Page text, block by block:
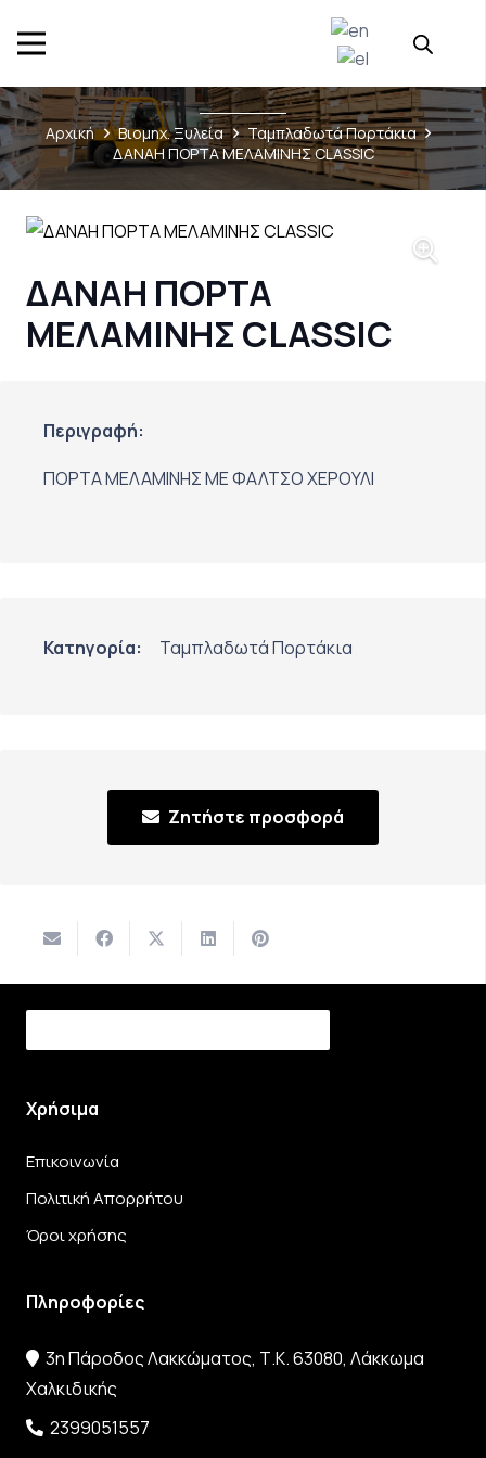
Αρχική Βιομηχ. Ξυλεία
Ταμπλαδωτά Πορτάκια
ΔΑΝΑΗ ΠΟΡΤΑ ΜΕΛΑΜΙΝΗΣ CLASSIC
ΔΑΝΑΗ ΠΟΡΤΑ
ΜΕΛΑΜΙΝΗΣ CLASSIC
Περιγραφή:
ΠΟΡΤΑ ΜΕΛΑΜΙΝΗΣ ΜΕ ΦΑΛΤΣΟ ΧΕΡΟΥΛΙ
Κατηγορία: Ταμπλαδωτά Πορτάκια
Ζητήστε προσφορά
Χρήσιμα
Επικοινωνία
Πολιτική Απορρήτου
Όροι χρήσης
Πληροφορίες
3η Πάροδος Λακκώματος, Τ.Κ. 63080, Λάκκωμα
Χαλκιδικής
2399051557